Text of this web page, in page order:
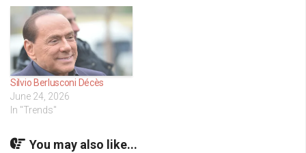
Silvio Berlusconi Décès
June 24, 2026
In "Trends"
You may also like...